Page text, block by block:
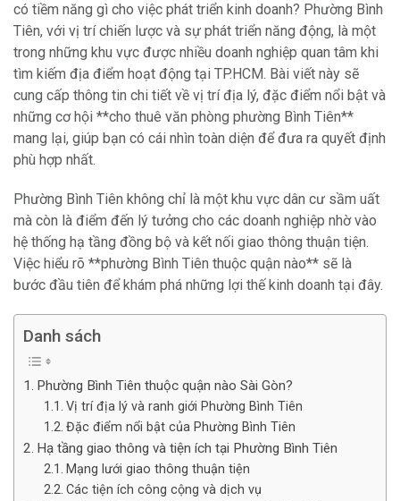
có tiềm năng gì cho việc phát triển kinh doanh? Phường Bình
Tiên, với vị trí chiến lược và sự phát triển năng động, là một
trong những khu vực được nhiều doanh nghiệp quan tâm khi
tìm kiếm địa điểm hoạt động tại TP.HCM. Bài viết này sẽ
cung cấp thông tin chi tiết về vị trí địa lý, đặc điểm nổi bật và
những cơ hội **cho thuê văn phòng phường Bình Tiên**
mang lại, giúp bạn có cái nhìn toàn diện để đưa ra quyết định
phù hợp nhất.
Phường Bình Tiên không chỉ là một khu vực dân cư sầm uất
mà còn là điểm đến lý tưởng cho các doanh nghiệp nhờ vào
hệ thống hạ tầng đồng bộ và kết nối giao thông thuận tiện.
Việc hiểu rõ **phường Bình Tiên thuộc quận nào** sẽ là
bước đầu tiên để khám phá những lợi thế kinh doanh tại đây.
Danh sách
Phường Bình Tiên thuộc quận nào Sài Gòn?
Vị trí địa lý và ranh giới Phường Bình Tiên
Đặc điểm nổi bật của Phường Bình Tiên
Hạ tầng giao thông và tiện ích tại Phường Bình Tiên
Mạng lưới giao thông thuận tiện
Các tiện ích công cộng và dịch vụ